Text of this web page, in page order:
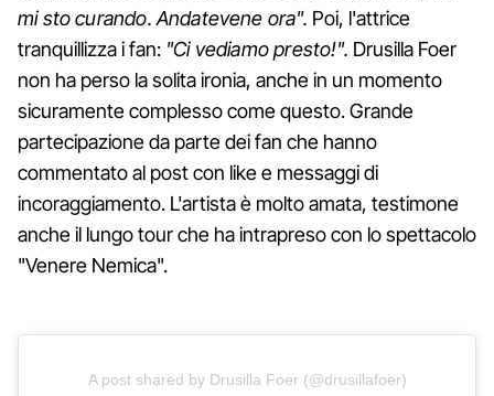
mi sto curando. Andatevene ora". Poi, l'attrice
tranquillizza i fan: "Ci vediamo presto!". Drusilla Foer
non ha perso la solita ironia, anche in un momento
sicuramente complesso come questo. Grande
partecipazione da parte dei fan che hanno
commentato al post con like e messaggi di
incoraggiamento. L'artista è molto amata, testimone
anche il lungo tour che ha intrapreso con lo spettacolo
"Venere Nemica".
A post shared by Drusilla Foer (@drusillafoer)